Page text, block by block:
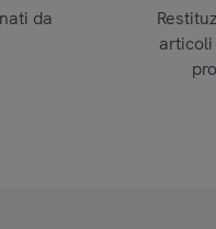
da
articoli